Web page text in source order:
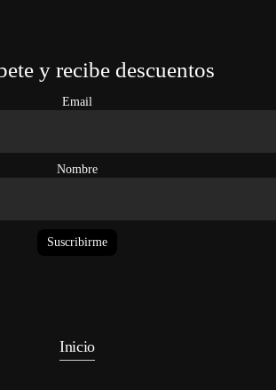
y recibe descuentos
Email
Nombre
Suscribirme
Inicio